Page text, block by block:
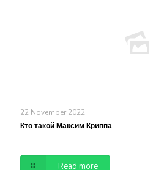
22 November 2022
Кто такой Максим Криппа
Read more